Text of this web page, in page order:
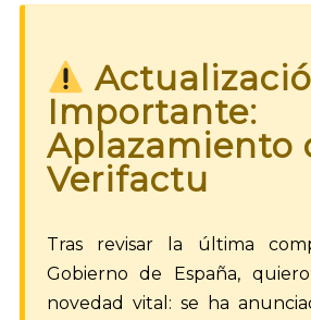
Importante:
Aplazamiento
Verifactu
Tras revisar la última
Gobierno de España,
novedad vital: se ha